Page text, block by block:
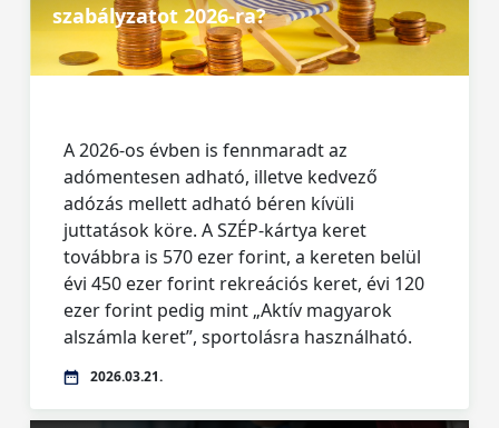
szabályzatot 2026-ra?
A 2026-os évben is fennmaradt az
adómentesen adható, illetve kedvező
adózás mellett adható béren kívüli
juttatások köre. A SZÉP-kártya keret
továbbra is 570 ezer forint, a kereten belül
évi 450 ezer forint rekreációs keret, évi 120
ezer forint pedig mint „Aktív magyarok
alszámla keret”, sportolásra használható.
2026.03.21.